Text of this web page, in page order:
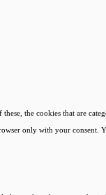
the cookies that are
only with your